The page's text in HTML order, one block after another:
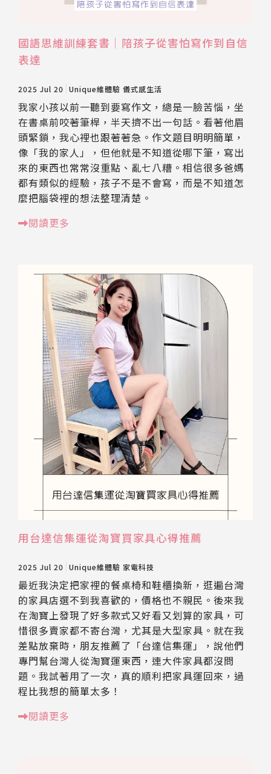
國語思維訓練套書｜陪孩子從害怕寫作到自信
表達
2025 Jul 20 Unique維體驗 儀式感生活
我家小孩以前一聽到要寫作文，總是一臉苦惱，坐
在書桌前咬著筆桿，半天擠不出一句話。看著他眉
頭緊鎖，我心裡也跟著著急。作文題目明明簡單，
像「我的家人」，但他就是不知道從哪下筆，寫出
來的東西也常常沒重點、亂七八糟。相信很多爸媽
都有類似的經驗，孩子不是不會寫，而是不知道怎
麼把腦袋裡的想法整理清楚。
閱讀更多
用台達信集運從淘寶買家具心得推薦
2025 Jul 20 Unique維體驗 家電科技
最近我決定把家裡的餐桌椅和鞋櫃換新，逛遍台灣
的家具店選不到我喜歡的，價格也不親民。後來我
在淘寶上發現了好多款式又好看又划算的家具，可
惜很多賣家都不寄台灣，尤其是大型家具。就在我
差點放棄時，朋友推薦了「台達信集運」，說他們
專門幫台灣人從淘寶運東西，連大件家具都沒問
題。我試著用了一次，真的順利把家具運回來，過
程比我想的簡單太多！
閱讀更多